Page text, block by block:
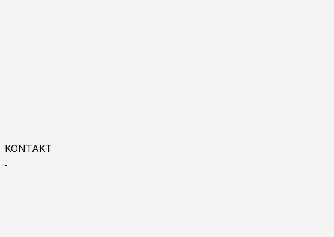
KONTAKT